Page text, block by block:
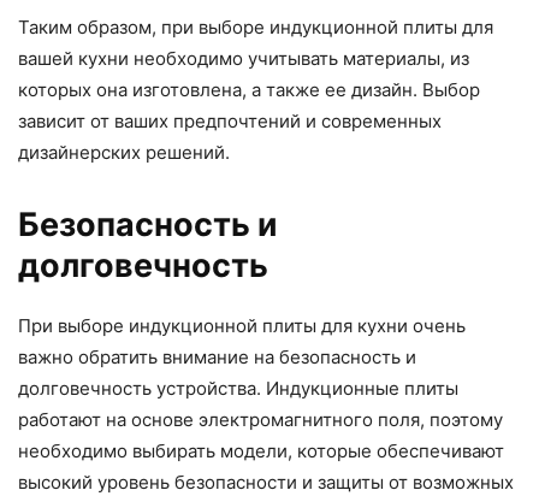
Таким образом, при выборе индукционной плиты для
вашей кухни необходимо учитывать материалы, из
которых она изготовлена, а также ее дизайн. Выбор
зависит от ваших предпочтений и современных
дизайнерских решений.
Безопасность и
долговечность
При выборе индукционной плиты для кухни очень
важно обратить внимание на безопасность и
долговечность устройства. Индукционные плиты
работают на основе электромагнитного поля, поэтому
необходимо выбирать модели, которые обеспечивают
высокий уровень безопасности и защиты от возможных